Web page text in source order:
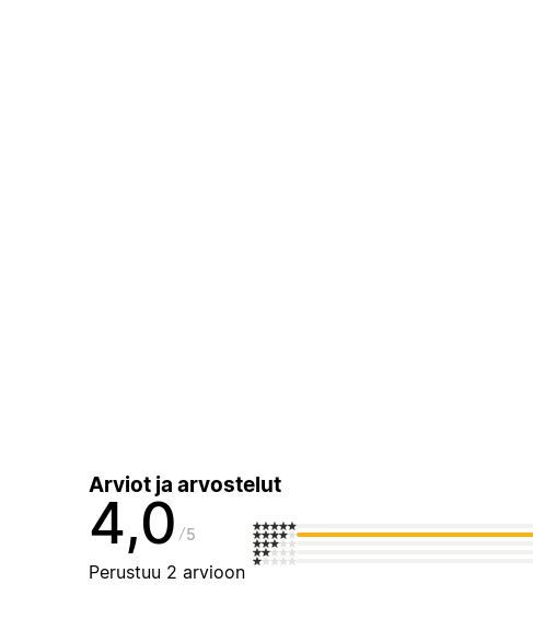
Arviot ja arvostelut
4,0 5
Perustuu 2 arvioon